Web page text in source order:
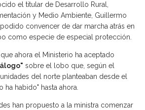
el titular de Desarrollo Rural,
y Medio Ambiente, Guillermo
podido convencer de dar marcha atrás en
como especie de especial protección.
ahora el Ministerio ha aceptado
sobre el lobo que, según el
del norte planteaban desde el
habido" hasta ahora.
han propuesto a la ministra comenzar